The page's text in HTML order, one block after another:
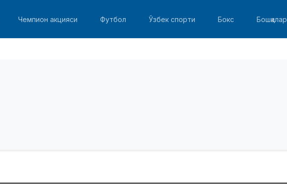
Чемпион акцияси Футбол Ўзбек спорти Бокс Бошқалар